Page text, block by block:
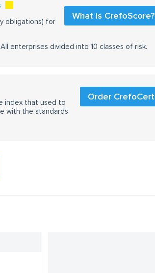
What is CrefoScore?
obligations) for
enterprises divided into 10 classes of risk.
Order CrefoCert
index that used to
with the standards